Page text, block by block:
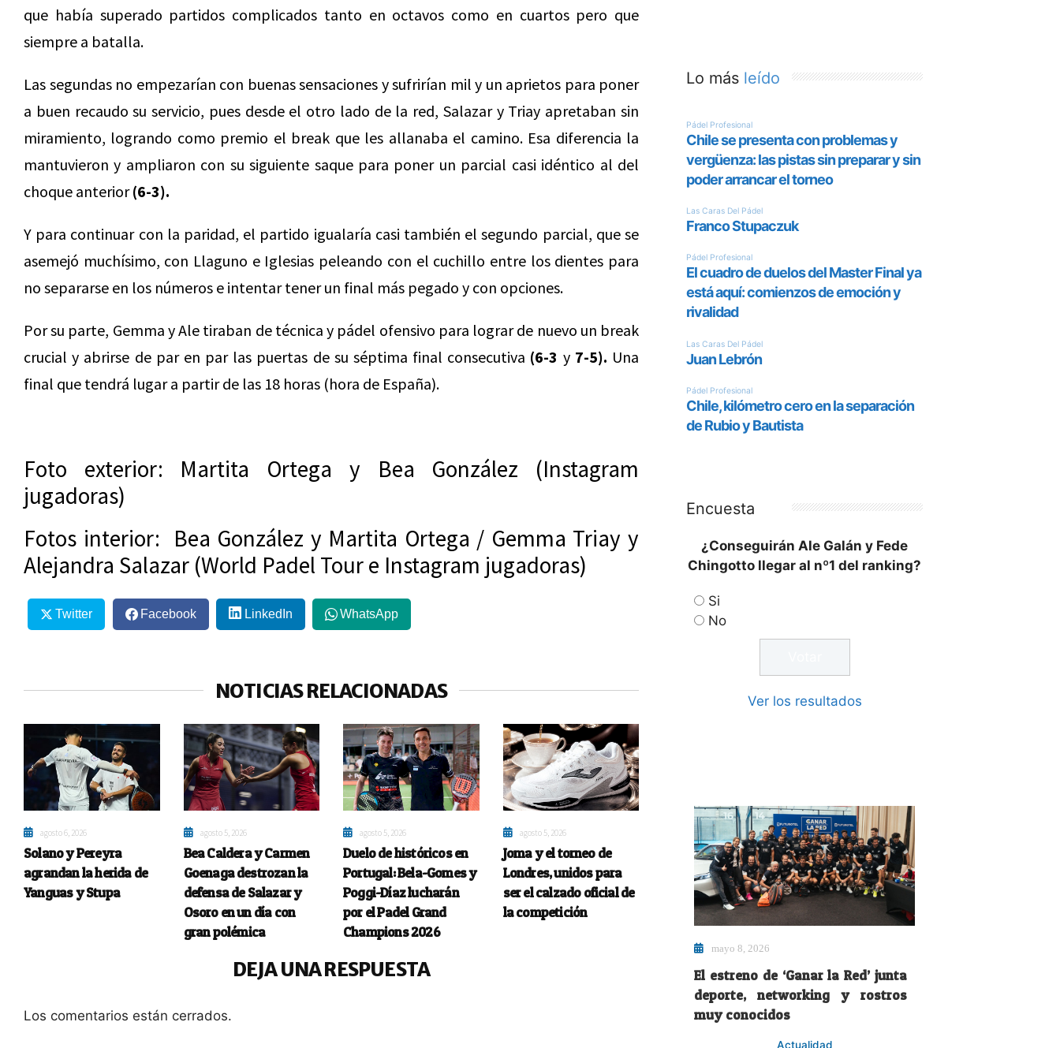
que había superado partidos complicados tanto en octavos como en cuartos pero que
siempre a batalla.
Las segundas no empezarían con buenas sensaciones y sufrirían mil y un aprietos para poner
a buen recaudo su servicio, pues desde el otro lado de la red, Salazar y Triay apretaban sin
miramiento, logrando como premio el break que les allanaba el camino. Esa diferencia la
mantuvieron y ampliaron con su siguiente saque para poner un parcial casi idéntico al del
choque anterior(6-3).
Y para continuar con la paridad, el partido igualaría casi también el segundo parcial, que se
asemejó muchísimo, con Llaguno e Iglesias peleando con el cuchillo entre los dientes para
no separarse en los números e intentar tener un final más pegado y con opciones.
Por su parte, Gemma y Ale tiraban de técnica y pádel ofensivo para lograr de nuevo un break
crucial y abrirse de par en par las puertas de su séptima final consecutiva (6-3 y 7-5). Una
final que tendrá lugar a partir de las 18 horas (hora de España).
Foto exterior: Martita Ortega y Bea González (Instagram
jugadoras)
Fotos interior: Bea González y Martita Ortega / Gemma Triay y
Alejandra Salazar (World Padel Tour e Instagram jugadoras)
Twitter Facebook LinkedIn WhatsApp
NOTICIAS RELACIONADAS
agosto 6, 2026
Solano y Pereyra
agrandan la herida de
Yanguas y Stupa
agosto 5, 2026
Bea Caldera y Carmen
Goenaga destrozan la
defensa de Salazar y
Osoro en un día con
gran polémica
agosto 5, 2026
Duelo de históricos en
Portugal: Bela-Gomes y
Poggi-Díaz lucharán
por el Padel Grand
Champions 2026
agosto 5, 2026
Joma y el torneo de
Londres, unidos para
ser el calzado oficial de
la competición
DEJA UNA RESPUESTA
Los comentarios están cerrados.
Lo más leído
Encuesta
¿Conseguirán Ale Galán y Fede
Chingotto llegar al nº1 del ranking?
Si
No
Ver los resultados
mayo 8, 2026
El estreno de ‘Ganar la Red’ junta
deporte, networking y rostros
muy conocidos
Actualidad